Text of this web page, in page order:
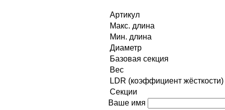
Артикул
Макс. длина
Мин. длина
Диаметр
Базовая секция
Вес
LDR (коэффициент жёсткости)
Секции
Ваше имя